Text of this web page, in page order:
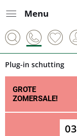
Menu
Plug-in schutting
GROTE
ZOMERSALE!
03